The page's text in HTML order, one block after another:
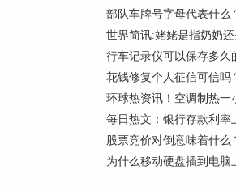
部队车牌号字母代表什么
世界简讯:姥姥是指奶奶
行车记录仪可以保存多久
花钱修复个人征信可信吗
环球热资讯！空调制热一
每日热文：银行存款利率
股票竞价对倒意味着什
为什么移动硬盘插到电脑